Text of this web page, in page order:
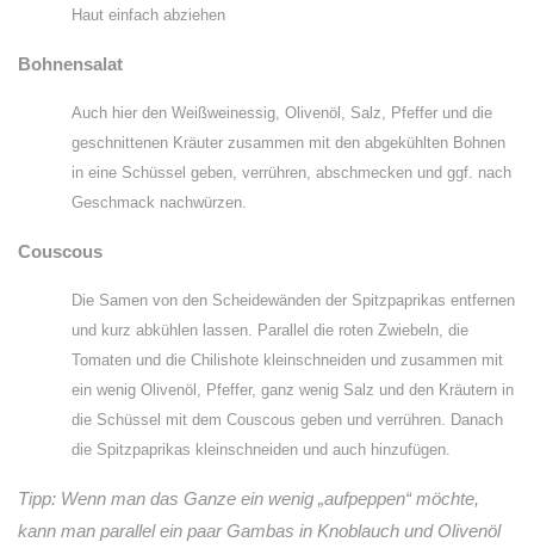
Haut einfach abziehen
Bohnensalat
Auch hier den Weißweinessig, Olivenöl, Salz, Pfeffer und die
geschnittenen Kräuter zusammen mit den abgekühlten Bohnen
in eine Schüssel geben, verrühren, abschmecken und ggf. nach
Geschmack nachwürzen.
Couscous
Die Samen von den Scheidewänden der Spitzpaprikas entfernen
und kurz abkühlen lassen. Parallel die roten Zwiebeln, die
Tomaten und die Chilishote kleinschneiden und zusammen mit
ein wenig Olivenöl, Pfeffer, ganz wenig Salz und den Kräutern in
die Schüssel mit dem Couscous geben und verrühren. Danach
die Spitzpaprikas kleinschneiden und auch hinzufügen.
Tipp: Wenn man das Ganze ein wenig „aufpeppen“ möchte,
kann man parallel ein paar Gambas in Knoblauch und Olivenöl